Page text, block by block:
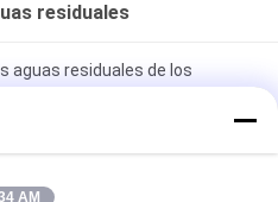
residuales
aguas residuales de los
de aguas residuales del
AM